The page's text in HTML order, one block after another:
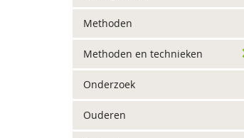
Methoden
Methoden en technieken
Onderzoek
Ouderen